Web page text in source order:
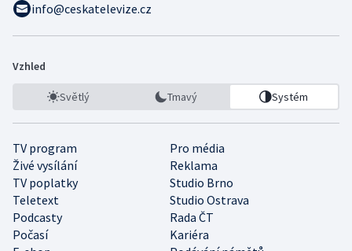
info@ceskatelevize.cz
Vzhled
Světlý Tmavý Systém
TV program
Pro média
Živé vysílání
Reklama
TV poplatky
Studio Brno
Teletext
Studio Ostrava
Podcasty
Rada ČT
Počasí
Kariéra